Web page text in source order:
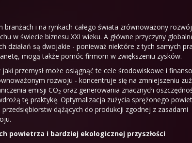
branżach i na rynkach całego świata zrównoważony
w świecie biznesu XXI wieku. A główne przyczyny
działań są dwojakie - ponieważ niektóre z tych samych
mogą także pomóc firmom w zwiększeniu zysków.
przemysł może osiągnąć te cele środowiskowe i
rozwoju - koncentruje się na zmniejszeniu
emisji CO2 oraz generowania znacznych
tę praktykę. Optymalizacja zużycia sprężonego
dążących do produkcji zgodnej z zasadami
powietrza i bardziej ekologicznej przyszłości